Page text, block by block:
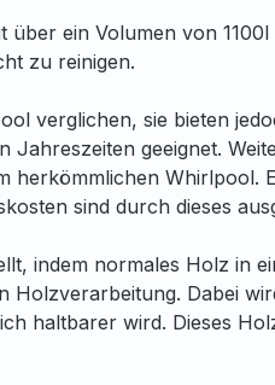
ein Volumen von
zu reinigen.
verglichen, sie bieten
geeignet.
herkömmlichen
sind durch dieses
indem normales Holz in
Dabei
haltbarer wird. Dieses